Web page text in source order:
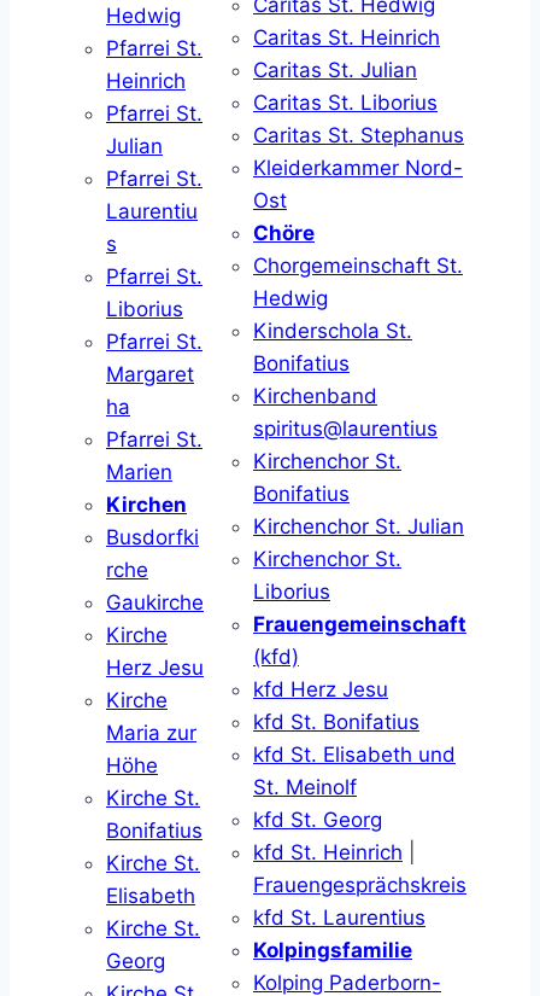
Hedwig
Pfarrei St.
Heinrich
Pfarrei St.
Julian
Pfarrei St.
Laurentiu
s
Pfarrei St.
Liborius
Pfarrei St.
Margaret
ha
Pfarrei St.
Marien
Kirchen
Busdorfki
rche
Gaukirche
Kirche
Herz Jesu
Kirche
Maria zur
Höhe
Kirche St.
Bonifatius
Kirche St.
Elisabeth
Kirche St.
Georg
Caritas St. Hedwig
Caritas St. Heinrich
Caritas St. Julian
Caritas St. Liborius
Caritas St. Stephanus
Kleiderkammer Nord-
Ost
Chöre
Chorgemeinschaft St.
Hedwig
Kinderschola St.
Bonifatius
Kirchenband
spiritus@laurentius
Kirchenchor St.
Bonifatius
Kirchenchor St. Julian
Kirchenchor St.
Liborius
Frauengemeinschaft
(kfd)
kfd Herz Jesu
kfd St. Bonifatius
kfd St. Elisabeth und
St. Meinolf
kfd St. Georg
kfd St. Heinrich
Frauengesprächskreis
kfd St. Laurentius
Kolpingsfamilie
Kolping Paderborn-